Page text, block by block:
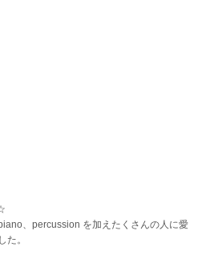
、percussion を加えたくさんの人に愛
た。